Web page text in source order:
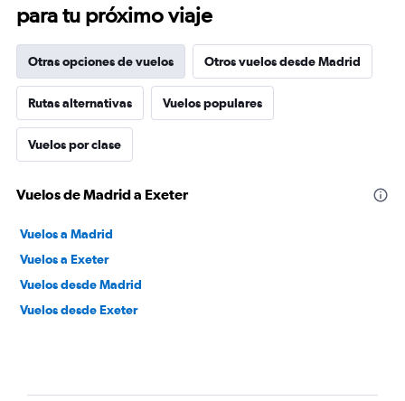
para tu próximo viaje
Otras opciones de vuelos Otros vuelos desde Madrid
Rutas alternativas Vuelos populares
Vuelos por clase
Vuelos de Madrid a Exeter
Vuelos a Madrid
Vuelos a Exeter
Vuelos desde Madrid
Vuelos desde Exeter